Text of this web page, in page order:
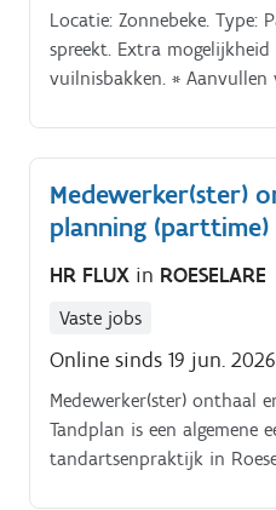
Locatie: Zonnebeke. Type:
spreekt. Extra
vuilnisbakken. *
Medewerker(ster)
planning (parttime)
HR FLUX in ROESELARE
Vaste jobs
Online sinds 19 jun. 2026
Medewerker(ster) onthaal
Tandplan is een algemene
tandartsenpraktijk in